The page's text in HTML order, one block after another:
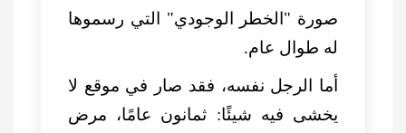
صورة "الخطر الوجودي" التي رسموها
له طوال عام.
أما الرجل نفسه، فقد صار في موقع لا
يخشى فيه شيئًا: ثمانون عامًا، مرض